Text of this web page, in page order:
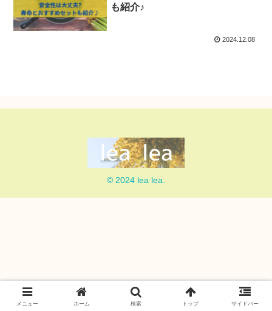
も紹介♪
2024.12.08
© 2024 lea lea.
メニュー ホーム 検索 トップ サイドバー